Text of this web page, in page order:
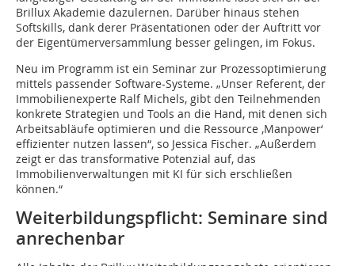
Brillux Akademie dazulernen. Darüber hinaus stehen
Softskills, dank derer Präsentationen oder der Auftritt vor
der Eigentümerversammlung besser gelingen, im Fokus.
Neu im Programm ist ein Seminar zur Prozessoptimierung
mittels passender Software-Systeme. „Unser Referent, der
Immobilienexperte Ralf Michels, gibt den Teilnehmenden
konkrete Strategien und Tools an die Hand, mit denen sich
Arbeitsabläufe optimieren und die Ressource ‚Manpower‘
effizienter nutzen lassen“, so Jessica Fischer. „Außerdem
zeigt er das transformative Potenzial auf, das
Immobilienverwaltungen mit KI für sich erschließen
können.“
Weiterbildungspflicht: Seminare sind
anrechenbar